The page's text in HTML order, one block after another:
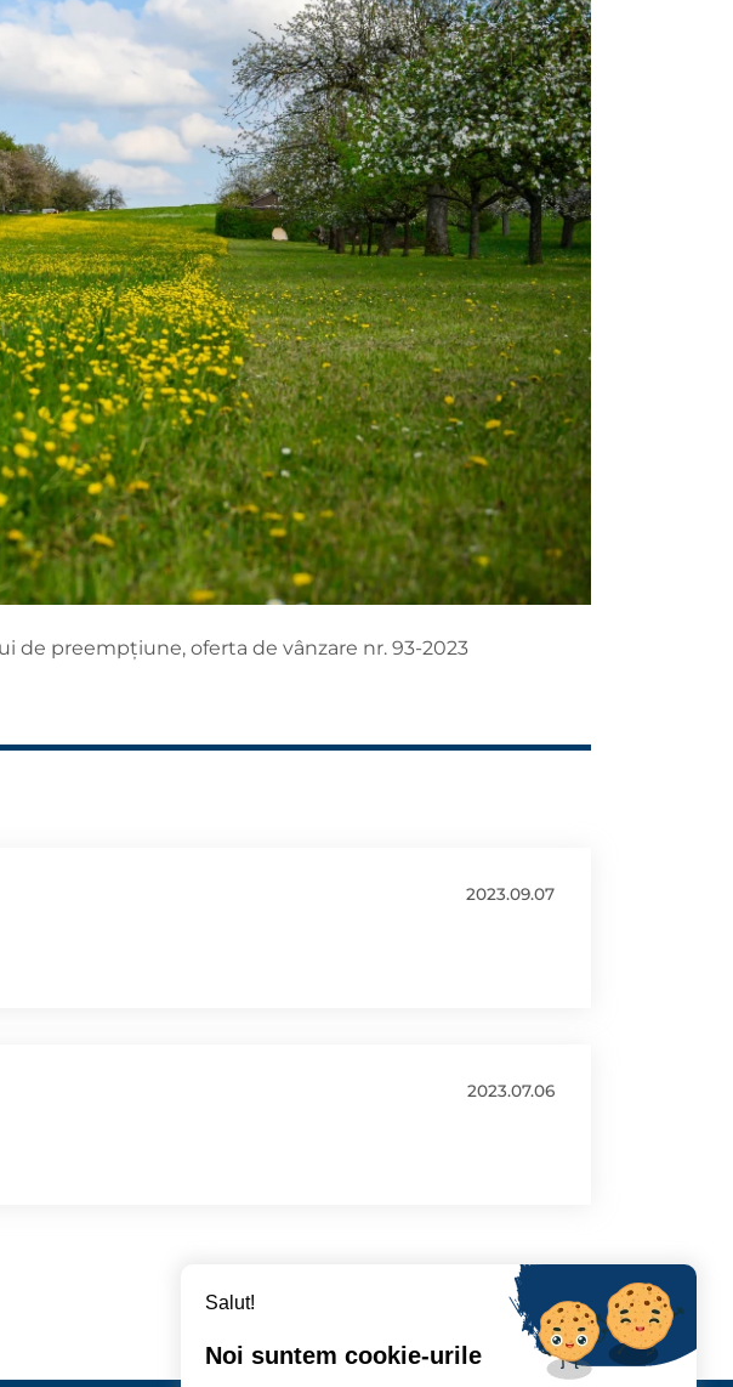
preempțiune, oferta de vânzare nr. 93-2023
2023.09.07
2023.07.06
Salut!
Noi suntem cookie-urile